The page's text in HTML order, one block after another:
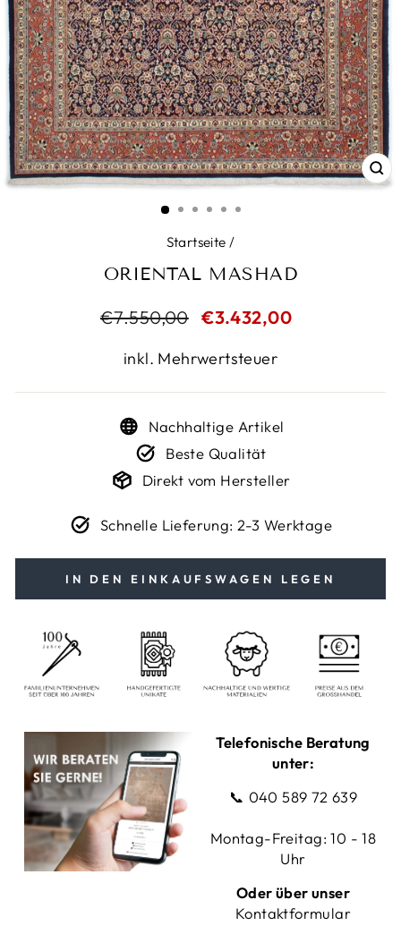
Startseite /
ORIENTAL MASHAD
Normaler
€7.550,00 Sonderpreis
€3.432,00
inkl. Mehrwertsteuer
Nachhaltige Artikel
Beste Qualität
Direkt vom Hersteller
Schnelle Lieferung: 2-3 Werktage
IN DEN EINKAUFSWAGEN LEGEN
Telefonische Beratung
unter:
📞 040 589 72 639
Montag-Freitag: 10 - 18
Uhr
Oder über unser
Kontaktformular